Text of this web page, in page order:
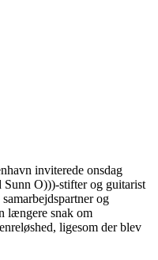
inviterede onsdag
Sunn O)))-stifter og guitarist
og
længere snak om
ligesom der blev